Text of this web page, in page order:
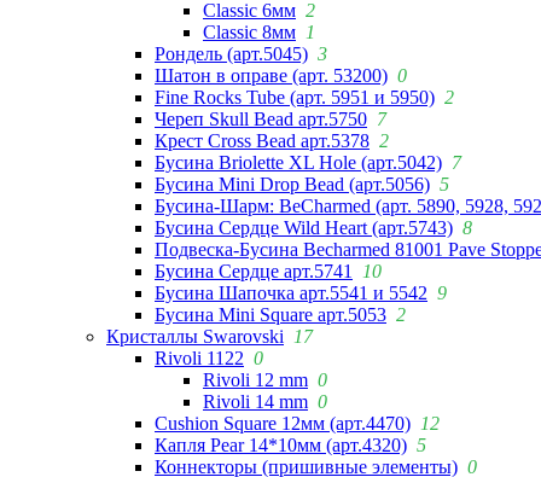
Classic 6мм 2
Classic 8мм 1
Рондель (арт.5045) 3
Шатон в оправе (арт. 53200) 0
Fine Rocks Tube (арт. 5951 и 5950) 2
Череп Skull Bead арт.5750 7
Крест Cross Bead арт.5378 2
Бусина Briolette XL Hole (арт.5042) 7
Бусина Mini Drop Bead (арт.5056) 5
Бусина-Шарм: BeCharmed (арт. 5890, 5928,
Бусина Сердце Wild Heart (арт.5743) 8
Подвеска-Бусина Becharmed 81001 Pave
Бусина Сердце арт.5741
10
Бусина Шапочка арт.5541 и 5542 9
Бусина Mini Square арт.5053 2
Кристаллы Swarovski
17
Rivoli 1122 0
Rivoli 12 mm 0
Rivoli 14 mm 0
Cushion Square 12мм (арт.4470) 12
Капля Pear 14*10мм (арт.4320) 5
Коннекторы (пришивные элементы) 0